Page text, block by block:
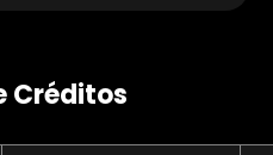
Créditos